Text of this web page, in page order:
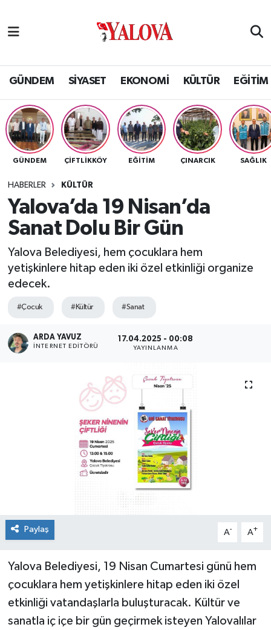
GÜNDEM SİYASET EKONOMİ KÜLTÜR EĞİTİM
GÜNDEM ÇİFTLİKKÖY EĞİTİM ÇINARCIK SAĞLIK
HABERLER KÜLTÜR
Yalova’da 19 Nisan’da
Sanat Dolu Bir Gün
Yalova Belediyesi, hem çocuklara hem
yetişkinlere hitap eden iki özel etkinliği organize
edecek.
#Çocuk #Kültür #Sanat
ARDA YAVUZ
İNTERNET EDITÖRÜ
17.04.2025 - 00:08
YAYINLANMA
Paylaş A- A+
Yalova Belediyesi, 19 Nisan Cumartesi günü hem
çocuklara hem yetişkinlere hitap eden iki özel
etkinliği vatandaşlarla buluşturacak. Kültür ve
sanatla iç içe bir gün geçirmek isteyen Yalovalılar
SİYASET
EKONOMİ
KÜLTÜR
BİLİM VE TEKNOLOJİ
ASAYİŞ
SAĞLIK
RESMİ İLAN
Yalova Nöbetçi Eczaneler
Yalova Hava Durumu
Yalova Namaz Vakitleri
Yalova Trafik Yoğunluk Haritası
Tüm Manşetler
Son Dakika Haberleri
Haber Arşivi